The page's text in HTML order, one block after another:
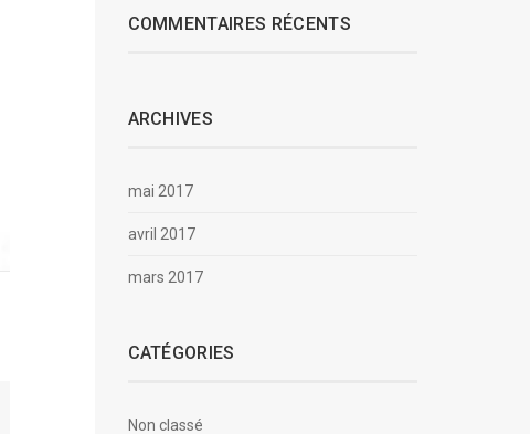
COMMENTAIRES RÉCENTS
ARCHIVES
mai 2017
avril 2017
mars 2017
CATÉGORIES
Non classé